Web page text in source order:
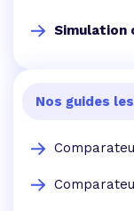
Simulation
Nos guides